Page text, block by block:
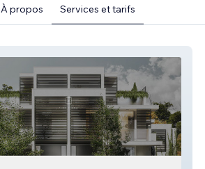
À propos Services et tarifs